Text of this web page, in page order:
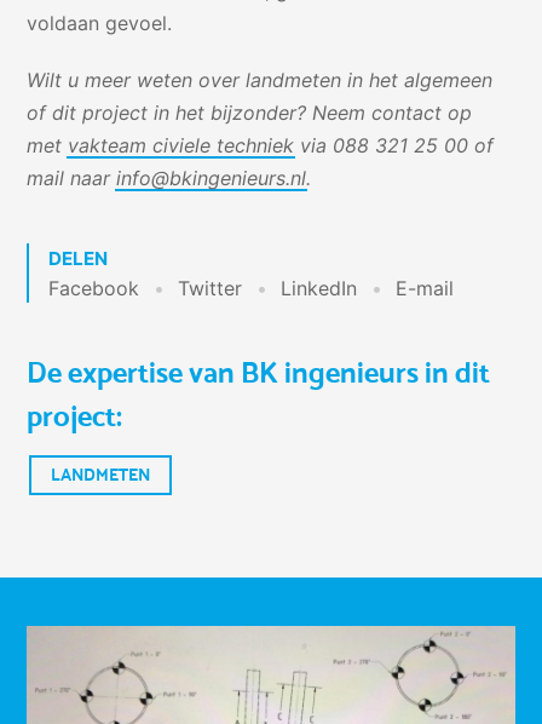
voldaan gevoel.
Wilt u meer weten over landmeten in het algemeen
of dit project in het bijzonder? Neem contact op
met vakteam civiele techniek via 088 321 25 00 of
mail naarinfo@bkingenieurs.nl.
DELEN
Facebook Twitter LinkedIn E-mail
De expertise van BK ingenieurs in dit
project:
LANDMETEN